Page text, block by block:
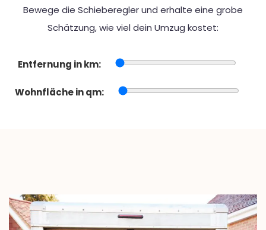
Bewege die Schieberegler und erhalte eine grobe
Schätzung, wie viel dein Umzug kostet:
Entfernung in km:
Wohnfläche in qm: